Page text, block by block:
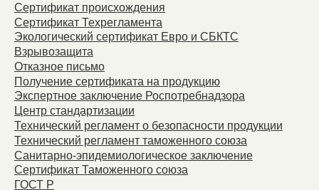
Сертификат происхождения
Сертификат Техрегламента
Экологический сертификат Евро и СБКТС
Взрывозащита
Отказное письмо
Получение сертификата на продукцию
Экспертное заключение Роспотребнадзора
Центр стандартизации
Технический регламент о безопасности продукции
Технический регламент таможенного союза
Санитарно-эпидемиологическое заключение
Сертификат Таможенного союза
ГОСТ Р